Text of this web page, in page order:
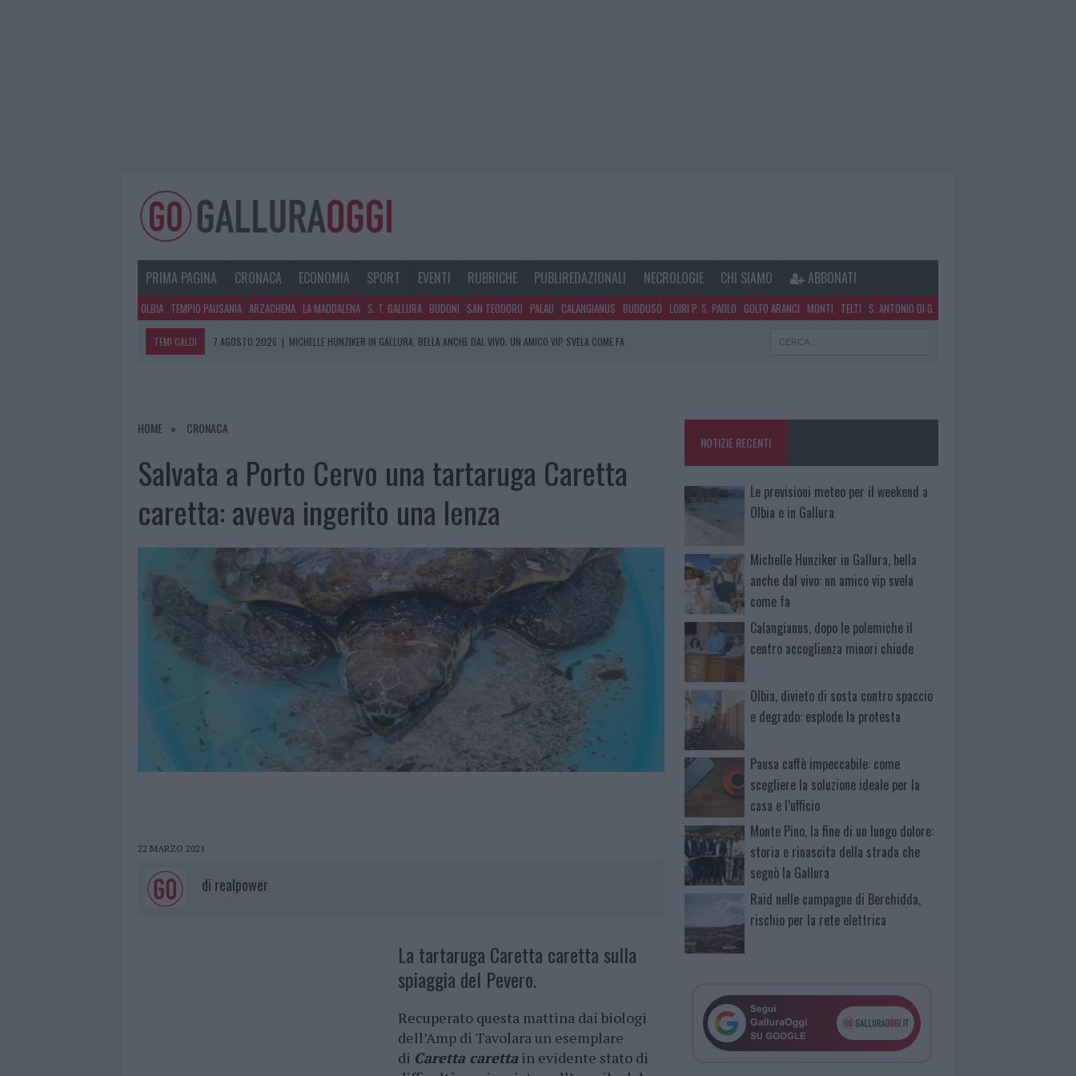
PRIMA PAGINA CRONACA ECONOMIA SPORT EVENTI RUBRICHE PUBLIREDAZIONALI NECROLOGIE CHI SIAMO ABBONATI
OLBIA TEMPIO PAUSANIA ARZACHENA LA MADDALENA S. T. GALLURA BUDONI SAN TEODORO PALAU CALANGIANUS BUDDUSÒ LOIRI P. S. PAOLO GOLFO ARANCI MONTI TELTI S. ANTONIO DI G.
TEMI CALDI 7 AGOSTO 2026 | MICHELLE HUNZIKER IN GALLURA, BELLA ANCHE DAL VIVO: UN AMICO VIP SVELA COME FA
7 AGOSTO 2026
|
HOME CRONACA
Salvata a Porto Cervo una tartaruga Caretta
caretta: aveva ingerito una lenza
22 MARZO 2021
di realpower
La tartaruga Caretta caretta sulla
spiaggia del Pevero.
Recuperato questa mattina dai biologi
dell’Amp di Tavolara un esemplare
di Caretta caretta in evidente stato di
NOTIZIE RECENTI
Le previsioni meteo per il weekend a
Olbia e in Gallura
Michelle Hunziker in Gallura, bella
anche dal vivo: un amico vip svela
come fa
Calangianus, dopo le polemiche il
centro accoglienza minori chiude
Olbia, divieto di sosta contro spaccio
e degrado: esplode la protesta
Pausa caffè impeccabile: come
scegliere la soluzione ideale per la
casa e l’ufficio
Monte Pino, la fine di un lungo dolore:
storia e rinascita della strada che
segnò la Gallura
Raid nelle campagne di Berchidda,
rischio per la rete elettrica